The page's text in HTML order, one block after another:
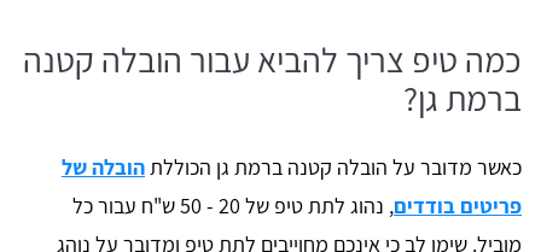
כמה טיפ צריך להביא עבור הובלה קטנה
ברמת גן?
כאשר מדובר על הובלה קטנה ברמת גן הכוללתהובלה של
פריטים בודדים
, נהוג לתת טיפ של 20 - 50 ש"ח עבור כל
מוביל. שימו לב כי אינכם מחוייבים לתת טיפ ומדובר על נוהג